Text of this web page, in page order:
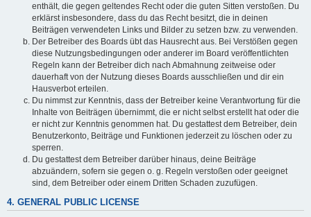
enthält, die gegen geltendes Recht oder die guten Sitten verstoßen. Du
erklärst insbesondere, dass du das Recht besitzt, die in deinen
Beiträgen verwendeten Links und Bilder zu setzen bzw. zu verwenden.
Der Betreiber des Boards übt das Hausrecht aus. Bei Verstößen gegen
diese Nutzungsbedingungen oder anderer im Board veröffentlichten
Regeln kann der Betreiber dich nach Abmahnung zeitweise oder
dauerhaft von der Nutzung dieses Boards ausschließen und dir ein
Hausverbot erteilen.
Du nimmst zur Kenntnis, dass der Betreiber keine Verantwortung für die
Inhalte von Beiträgen übernimmt, die er nicht selbst erstellt hat oder die
er nicht zur Kenntnis genommen hat. Du gestattest dem Betreiber, dein
Benutzerkonto, Beiträge und Funktionen jederzeit zu löschen oder zu
sperren.
Du gestattest dem Betreiber darüber hinaus, deine Beiträge
abzuändern, sofern sie gegen o. g. Regeln verstoßen oder geeignet
sind, dem Betreiber oder einem Dritten Schaden zuzufügen.
4. GENERAL PUBLIC LICENSE